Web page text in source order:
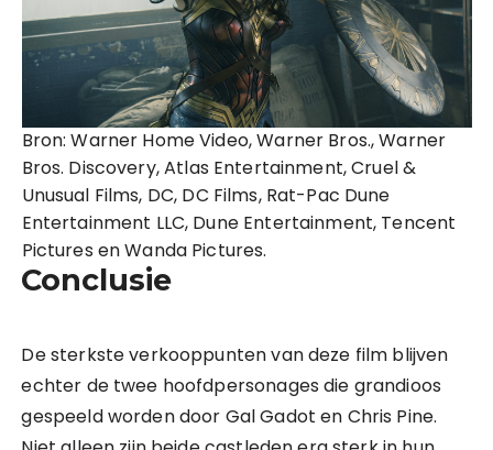
Bron: Warner Home Video, Warner Bros., Warner
Bros. Discovery, Atlas Entertainment, Cruel &
Unusual Films, DC, DC Films, Rat-Pac Dune
Entertainment LLC, Dune Entertainment, Tencent
Pictures en Wanda Pictures.
Conclusie
De sterkste verkooppunten van deze film blijven
echter de twee hoofdpersonages die grandioos
gespeeld worden door Gal Gadot en Chris Pine.